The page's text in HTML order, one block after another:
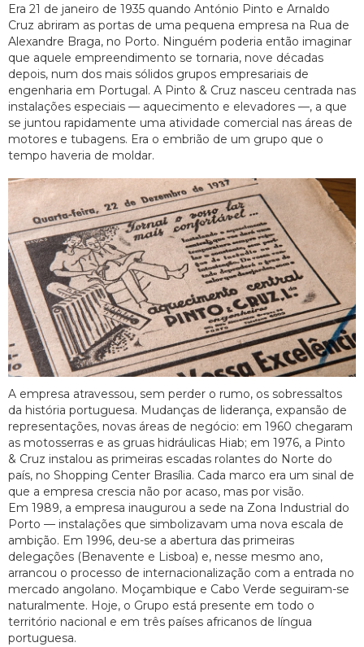
Era 21 de janeiro de 1935 quando António Pinto e Arnaldo
Cruz abriram as portas de uma pequena empresa na Rua de
Alexandre Braga, no Porto. Ninguém poderia então imaginar
que aquele empreendimento se tornaria, nove décadas
depois, num dos mais sólidos grupos empresariais de
engenharia em Portugal. A Pinto & Cruz nasceu centrada nas
instalações especiais — aquecimento e elevadores —, a que
se juntou rapidamente uma atividade comercial nas áreas de
motores e tubagens. Era o embrião de um grupo que o
tempo haveria de moldar.
A empresa atravessou, sem perder o rumo, os sobressaltos
da história portuguesa. Mudanças de liderança, expansão de
representações, novas áreas de negócio: em 1960 chegaram
as motosserras e as gruas hidráulicas Hiab; em 1976, a Pinto
& Cruz instalou as primeiras escadas rolantes do Norte do
país, no Shopping Center Brasília. Cada marco era um sinal de
que a empresa crescia não por acaso, mas por visão.
Em 1989, a empresa inaugurou a sede na Zona Industrial do
Porto — instalações que simbolizavam uma nova escala de
ambição. Em 1996, deu-se a abertura das primeiras
delegações (Benavente e Lisboa) e, nesse mesmo ano,
arrancou o processo de internacionalização com a entrada no
mercado angolano. Moçambique e Cabo Verde seguiram-se
naturalmente. Hoje, o Grupo está presente em todo o
território nacional e em três países africanos de língua
portuguesa.